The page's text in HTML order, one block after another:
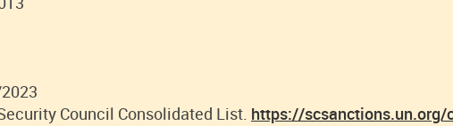
Council Consolidated List. https://scsanctions.un.org/